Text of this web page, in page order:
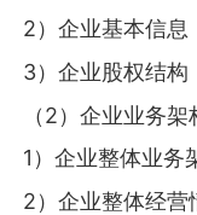
2）企业基本信息
3）企业股权结构
（2）企业业务
1）企业整体业务
2）企业整体经营